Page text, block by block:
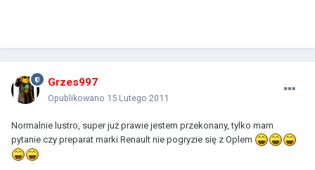
Grzes997
Opublikowano 15 Lutego 2011
Normalnie lustro, super już prawie jestem przekonany, tylko mam
pytanie czy preparat marki Renault nie pogryzie się z Oplem